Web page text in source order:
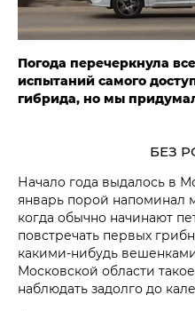
Погода перечеркнула
испытаний самого
гибрида, но мы
БЕЗ
Начало года выдалось в
январь порой напоминал
когда обычно начинают
повстречать первых
какими-нибудь
Московской области
наблюдать задолго до